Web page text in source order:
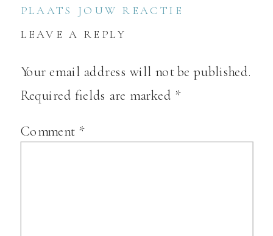
PLAATS JOUW REACTIE
LEAVE A REPLY
Your email address will not be published.
Required fields are marked *
Comment *